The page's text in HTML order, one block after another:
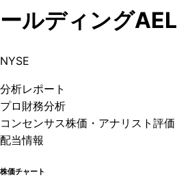
ールディングAEL
NYSE
分析レポート
プロ 財務分析
コンセンサス株価 ・アナリスト評価
配当情報
株価チャート